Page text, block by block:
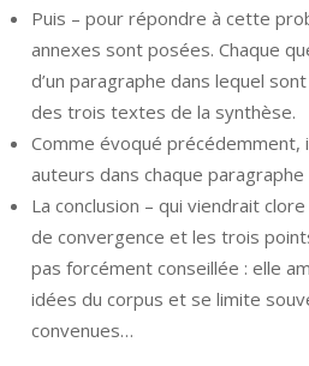
Puis – pour répondre à cette
annexes sont posées. Chaque
d’un paragraphe dans lequel
des trois textes de la synthèse.
Comme évoqué
auteurs dans chaque
La conclusion – qui viendrait
de convergence et les trois
pas forcément conseillée : elle
idées du corpus et se limite
convenues…